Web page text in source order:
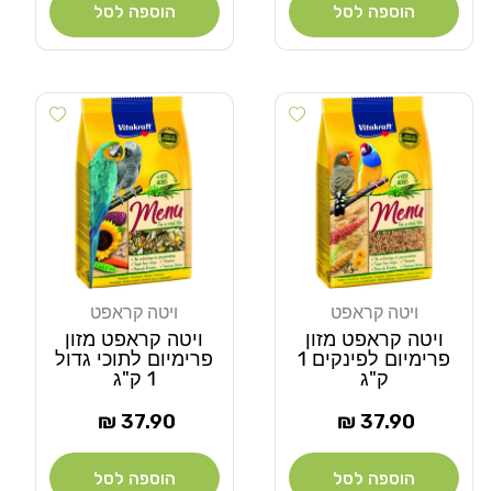
הוספה לסל הוספה לסל
Add wishlist
ויטה קראפט
ויטה קראפט מזון
פרימיום לפינקים 1
ק"ג
מחיר
37.90 ₪
הוספה לסל
Add wishlist
ויטה קראפט
ויטה קראפט מזון
פרימיום לתוכי גדול
1 ק"ג
מחיר
37.90 ₪
הוספה לסל